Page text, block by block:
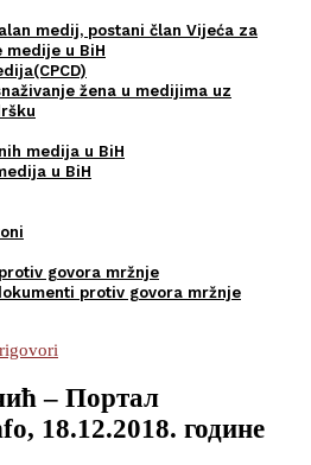
medij, postani član Vijeća za
medije u BiH
žena u medijima uz
medija u BiH
u BiH
govora mržnje
protiv govora mržnje
– Портал
18.12.2018. године